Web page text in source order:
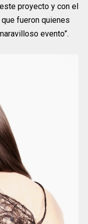
proyecto y con el
fueron quienes
evento”.